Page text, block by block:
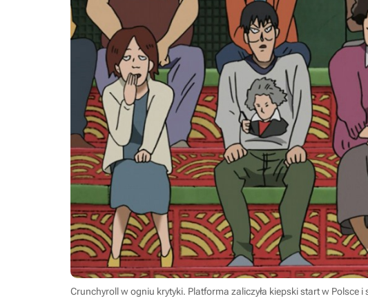
Crunchyroll w ogniu krytyki. Platforma zaliczyła kiepski start w Polsce i